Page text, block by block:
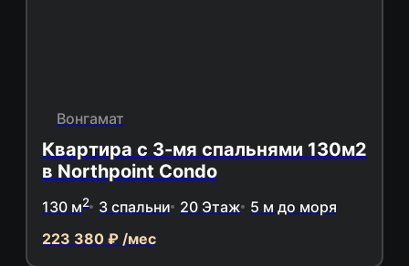
Вонгамат
Квартира с 3-мя спальнями 130м2
в Northpoint Condo
130 м2 3 спальни 20 Этаж 5 м до моря
223 380 ₽ /мес